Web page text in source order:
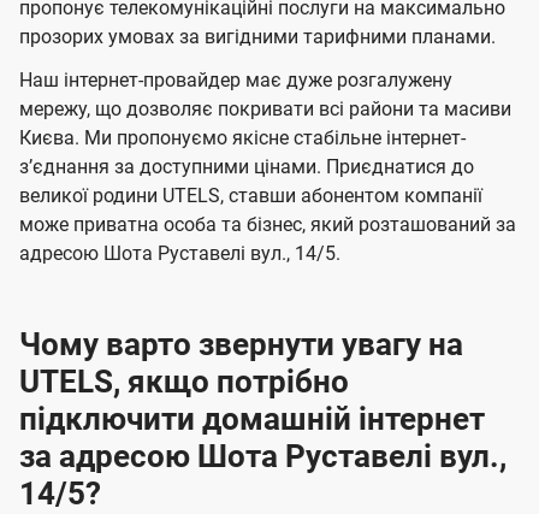
ї
U
t
e
l
s
а
ч
е
н
н
я
а
ч
е
н
н
я
пропонує телекомунікаційні послуги на максимально
прозорих умовах за вигідними тарифними планами.
Наш інтернет-провайдер має дуже розгалужену
мережу, що дозволяє покривати всі райони та масиви
Києва. Ми пропонуємо якісне стабільне інтернет-
зʼєднання за доступними цінами. Приєднатися до
великої родини UTELS, ставши абонентом компанії
може приватна особа та бізнес, який розташований за
адресою Шота Руставелі вул., 14/5.
Чому варто звернути увагу на
UTELS, якщо потрібно
підключити домашній інтернет
за адресою Шота Руставелі вул.,
14/5?